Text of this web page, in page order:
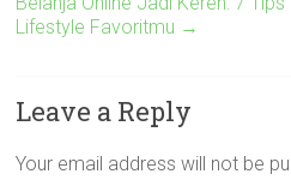
Lifestyle Favoritmu →
Leave a Reply
Your email address will not be